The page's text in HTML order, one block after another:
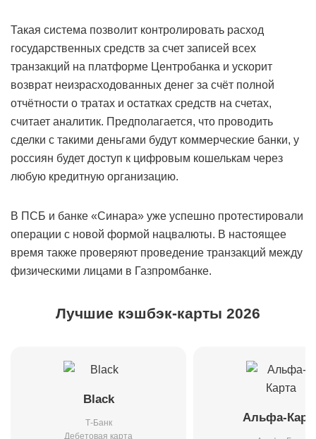
Такая система позволит контролировать расход
государственных средств за счет записей всех
транзакций на платформе Центробанка и ускорит
возврат неизрасходованных денег за счёт полной
отчётности о тратах и остатках средств на счетах,
считает аналитик. Предполагается, что проводить
сделки с такими деньгами будут коммерческие банки, у
россиян будет доступ к цифровым кошелькам через
любую кредитную организацию.
В ПСБ и банке «Синара» уже успешно протестировали
операции с новой формой нацвалюты. В настоящее
время также проверяют проведение транзакций между
физическими лицами в Газпромбанке.
Лучшие кэшбэк-карты 2026
Black
Т-Банк
Дебетовая карта
Альфа-